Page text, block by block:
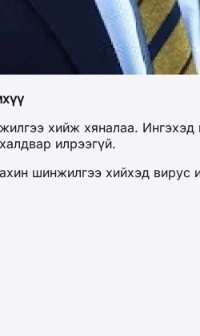
хийж хяналаа.
илрээгүй.
шинжилгээ хийхэд вирус